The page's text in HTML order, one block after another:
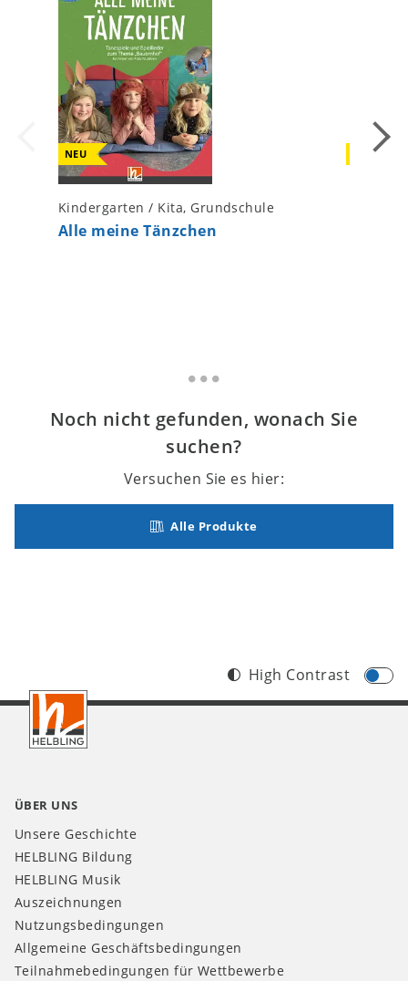
NEU
Kindergarten / Kita, Grundschule
Alle meine Tänzchen
NEU
Noch nicht gefunden, wonach Sie
suchen?
Versuchen Sie es hier:
Alle Produkte
Footer
DE
High Contrast
ÜBER UNS
Unsere Geschichte
HELBLING Bildung
HELBLING Musik
Auszeichnungen
Nutzungsbedingungen
Allgemeine Geschäftsbedingungen
Teilnahmebedingungen für Wettbewerbe